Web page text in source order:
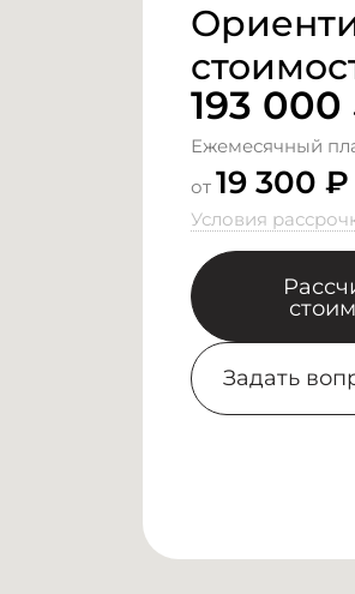
193 000
Ежемесячный
от 19 300 ₽
Условия
Задать